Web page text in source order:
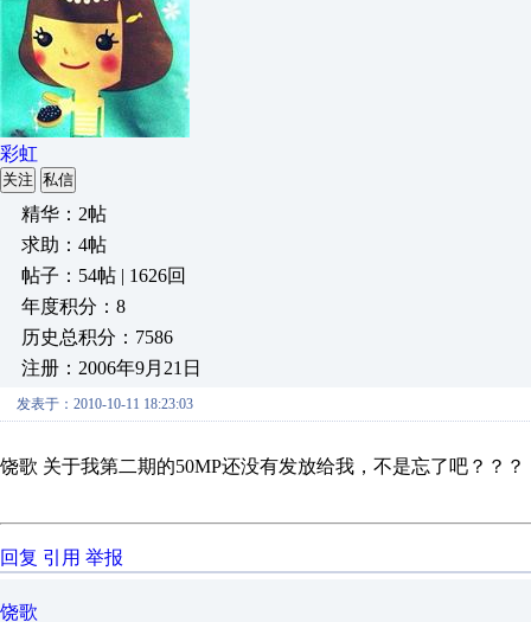
彩虹
关注 私信
精华：2帖
求助：4帖
帖子：54帖 | 1626回
年度积分：8
历史总积分：7586
注册：2006年9月21日
发表于：2010-10-11 18:23:03
饶歌 关于我第二期的50MP还没有发放给我，不是忘了吧？？？
回复 引用 举报
饶歌